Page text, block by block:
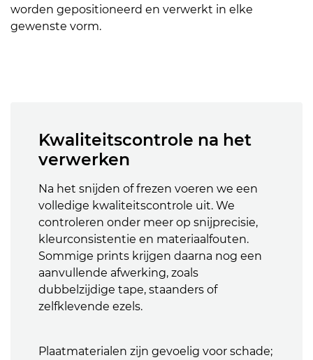
worden gepositioneerd en verwerkt in elke
gewenste vorm.
Kwaliteitscontrole na het
verwerken
Na het snijden of frezen voeren we een
volledige kwaliteitscontrole uit. We
controleren onder meer op snijprecisie,
kleurconsistentie en materiaalfouten.
Sommige prints krijgen daarna nog een
aanvullende afwerking, zoals
dubbelzijdige tape, staanders of
zelfklevende ezels.
Plaatmaterialen zijn gevoelig voor schade;